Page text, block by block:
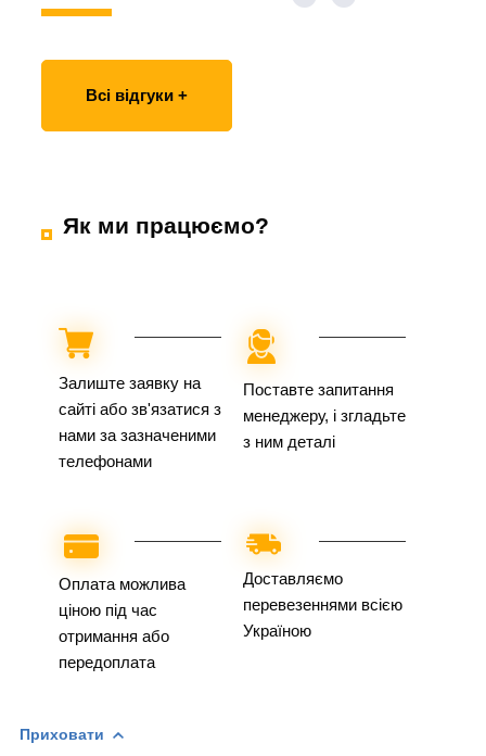
Всі відгуки +
Як ми працюємо?
Залиште заявку на
сайті або зв'язатися з
нами за зазначеними
телефонами
Поставте запитання
менеджеру, і згладьте
з ним деталі
Оплата можлива
ціною під час
отримання або
передоплата
Доставляємо
перевезеннями всією
Україною
Приховати